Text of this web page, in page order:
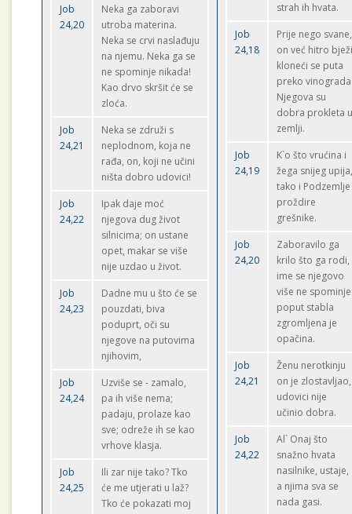
Job
24,20
Neka ga zaboravi
utroba materina.
Neka se crvi naslađuju
na njemu. Neka ga se
ne spominje nikada!
Kao drvo skršit će se
zloća.
Job
24,21
Neka se združi s
neplodnom, koja ne
rađa, on, koji ne učini
ništa dobro udovici!
Job
24,22
Ipak daje moć
njegova dug život
silnicima; on ustane
opet, makar se više
nije uzdao u život.
Job
24,23
Dadne mu u što će se
pouzdati, biva
poduprt, oči su
njegove na putovima
njihovim,
Job
24,24
Uzviše se - zamalo,
pa ih više nema;
padaju, prolaze kao
sve; odreže ih se kao
vrhove klasja.
Job
24,25
Ili zar nije tako? Tko
će me utjerati u laž?
Tko će pokazati moj
strah ih hvata.
Job
24,18
Prije nego svane,
on već hitro
kloneći se puta
preko
Njegova su
dobra prokleta
zemlji.
Job
24,19
K`o što vrućina i
žega snijeg
tako i Podzemlje
proždire
grešnike.
Job
24,20
Zaboravilo ga
krilo što ga rodi,
ime se njegovo
više ne
poput stabla
zgromljena je
opačina.
Job
24,21
Ženu nerotkinju
on je zlostavljao,
udovici nije
učinio dobra.
Job
24,22
Al` Onaj što
snažno hvata
nasilnike, ustaje,
a njima sva se
nada gasi.